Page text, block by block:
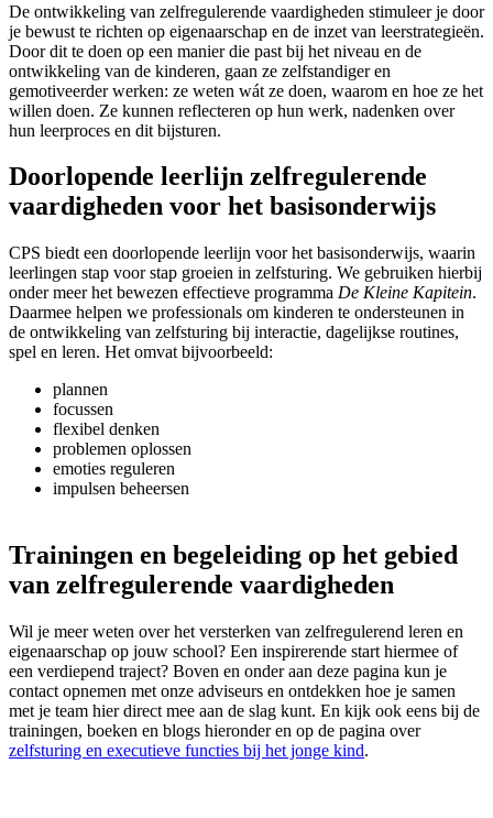
De ontwikkeling van zelfregulerende vaardigheden stimuleer je door
je bewust te richten op eigenaarschap en de inzet van leerstrategieën.
Door dit te doen op een manier die past bij het niveau en de
ontwikkeling van de kinderen, gaan ze zelfstandiger en
gemotiveerder werken: ze weten wát ze doen, waarom en hoe ze het
willen doen. Ze kunnen reflecteren op hun werk, nadenken over
hun leerproces en dit bijsturen.
Doorlopende leerlijn zelfregulerende
vaardigheden voor het basisonderwijs
CPS biedt een doorlopende leerlijn voor het basisonderwijs, waarin
leerlingen stap voor stap groeien in zelfsturing. We gebruiken hierbij
onder meer het bewezen effectieve programma De Kleine Kapitein.
Daarmee helpen we professionals om kinderen te ondersteunen in
de ontwikkeling van zelfsturing bij interactie, dagelijkse routines,
spel en leren. Het omvat bijvoorbeeld:
plannen
focussen
flexibel denken
problemen oplossen
emoties reguleren
impulsen beheersen
Trainingen en begeleiding op het gebied
van zelfregulerende vaardigheden
Wil je meer weten over het versterken van zelfregulerend leren en
eigenaarschap op jouw school? Een inspirerende start hiermee of
een verdiepend traject? Boven en onder aan deze pagina kun je
contact opnemen met onze adviseurs en ontdekken hoe je samen
met je team hier direct mee aan de slag kunt. En kijk ook eens bij de
trainingen, boeken en blogs hieronder en op de pagina over
zelfsturing en executieve functies bij het jonge kind.